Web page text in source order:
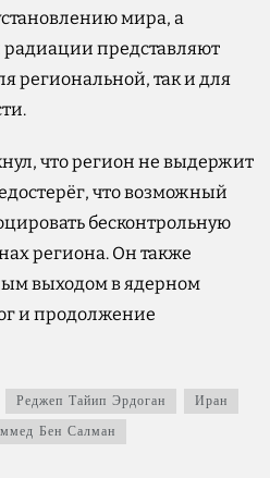
мира, а
представляют
региональной, так и для
что регион не выдержит
что возможный
бесконтрольную
региона. Он также
выходом в ядерном
и продолжение
Реджеп Тайип Эрдоган
Иран
Бен Салман